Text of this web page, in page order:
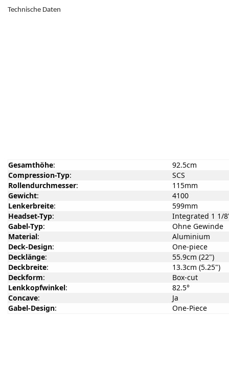
Technische Daten
Gesamthöhe:
92.5cm
Compression-Typ:
SCS
Rollendurchmesser:
115mm
Gewicht:
4100
Lenkerbreite:
599mm
Headset-Typ:
Integrated 1 1/
Gabel-Typ:
Ohne Gewinde
Material:
Aluminium
Deck-Design:
One-piece
Decklänge:
55.9cm (22")
Deckbreite:
13.3cm (5.25")
Deckform:
Box-cut
Lenkkopfwinkel:
82.5°
Concave:
Ja
Gabel-Design: One-Piece